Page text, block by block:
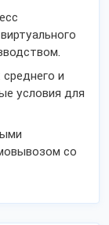
и
условия для
со